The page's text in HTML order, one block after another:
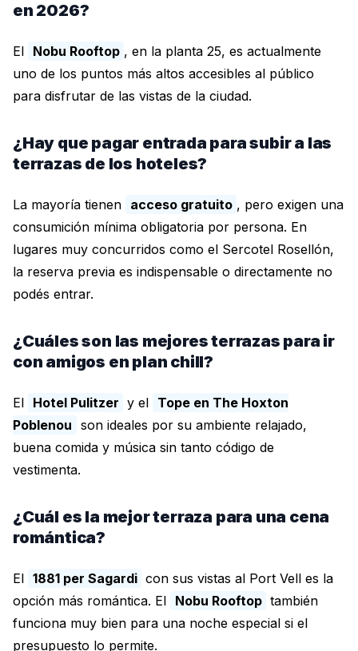
en 2026?
El Nobu Rooftop , en la planta 25, es actualmente
uno de los puntos más altos accesibles al público
para disfrutar de las vistas de la ciudad.
¿Hay que pagar entrada para subir a las
terrazas de los hoteles?
La mayoría tienen acceso gratuito , pero exigen una
consumición mínima obligatoria por persona. En
lugares muy concurridos como el Sercotel Rosellón,
la reserva previa es indispensable o directamente no
podés entrar.
¿Cuáles son las mejores terrazas para ir
con amigos en plan chill?
El Hotel Pulitzer y el Tope en The Hoxton
Poblenou son ideales por su ambiente relajado,
buena comida y música sin tanto código de
vestimenta.
¿Cuál es la mejor terraza para una cena
romántica?
El 1881 per Sagardi con sus vistas al Port Vell es la
opción más romántica. El Nobu Rooftop también
funciona muy bien para una noche especial si el
presupuesto lo permite.